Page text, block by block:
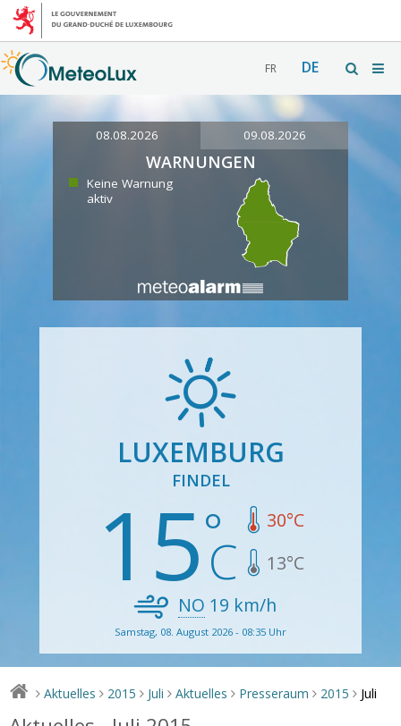
FR DE
08.08.2026 09.08.2026
WARNUNGEN
Keine Warnung
aktiv
LUXEMBURG
FINDEL
15 30°C
13°C
NO 19 km/h
Samstag, 08. August 2026 - 08:35 Uhr
> Aktuelles > 2015 > Juli > Aktuelles > Presseraum > 2015 > Juli